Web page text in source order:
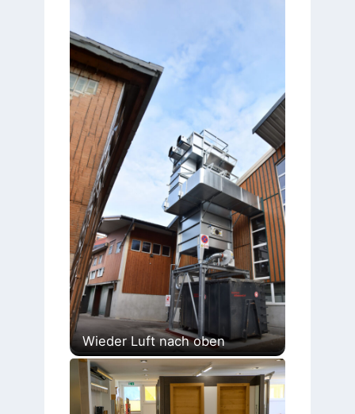
Wieder Luft nach oben